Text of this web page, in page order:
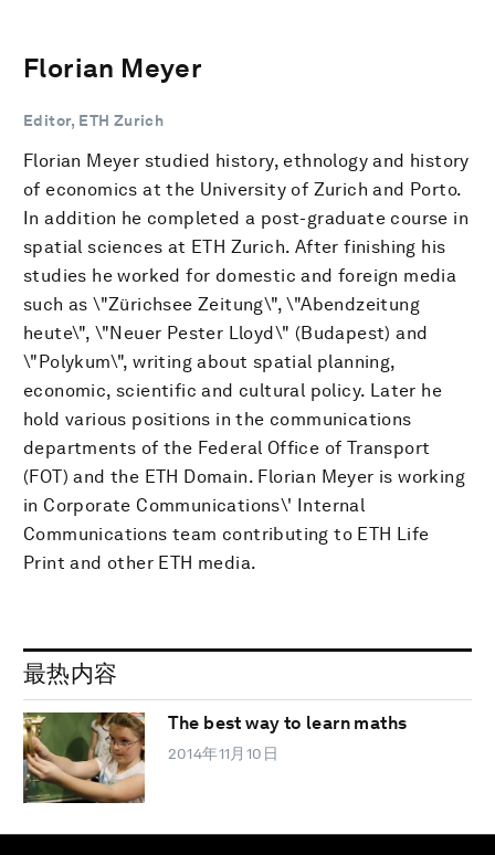
Florian Meyer
Editor, ETH Zurich
Florian Meyer studied history, ethnology and history
of economics at the University of Zurich and Porto.
In addition he completed a post-graduate course in
spatial sciences at ETH Zurich. After finishing his
studies he worked for domestic and foreign media
such as \"Zürichsee Zeitung\", \"Abendzeitung
heute\", \"Neuer Pester Lloyd\" (Budapest) and
\"Polykum\", writing about spatial planning,
economic, scientific and cultural policy. Later he
hold various positions in the communications
departments of the Federal Office of Transport
(FOT) and the ETH Domain. Florian Meyer is working
in Corporate Communications\' Internal
Communications team contributing to ETH Life
Print and other ETH media.
最热内容
The best way to learn maths
2014年11月10日